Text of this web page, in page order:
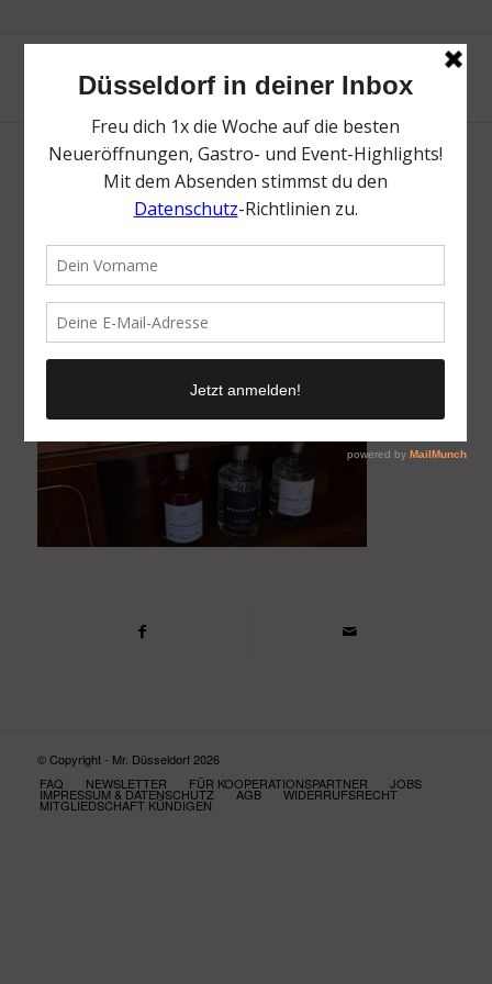
The Bespoker | Top Stores für Herrenmode
Foto: The Bespoker
© Copyright - Mr. Düsseldorf 2026
FAQ
NEWSLETTER FÜR KOOPERATIONSPARTNER JOBS
IMPRESSUM & DATENSCHUTZ AGB WIDERRUFSRECHT
MITGLIEDSCHAFT KÜNDIGEN